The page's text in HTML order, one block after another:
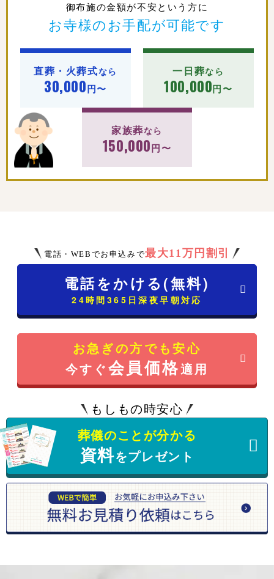
御布施の金額が不安という方に
お寺様のお手配が可能です
直葬・火葬式なら
30,000円〜
一日葬なら
100,000円〜
家族葬 なら
150,000円〜
電話・WEBでお申込みで最大11万円割引
電話をかける(無料)
24時間365日深夜早朝対応
お急ぎの方でも安心
今すぐ会員価格適用
もしもの時安心
葬儀のことが分かる
資料をプレゼント